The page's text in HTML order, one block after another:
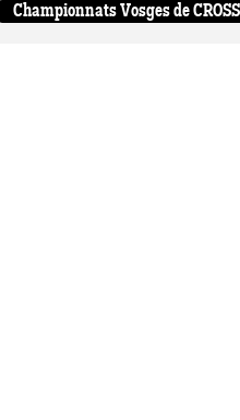
Championnats Vosges de